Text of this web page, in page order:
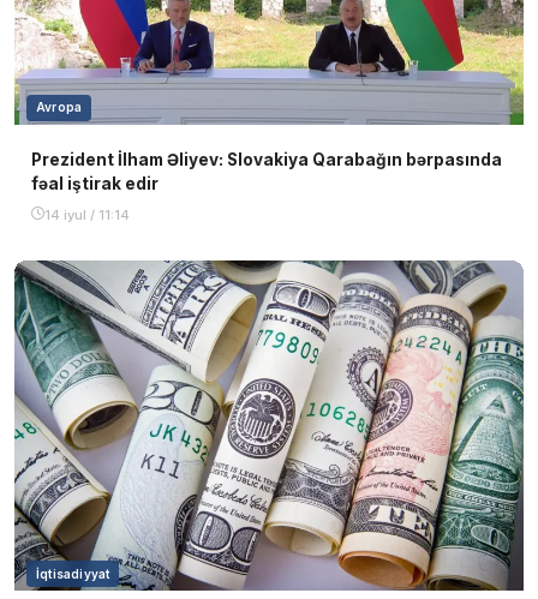
Avropa
Prezident İlham Əliyev: Slovakiya Qarabağın bərpasında
fəal iştirak edir
14 iyul / 11:14
İqtisadiyyat